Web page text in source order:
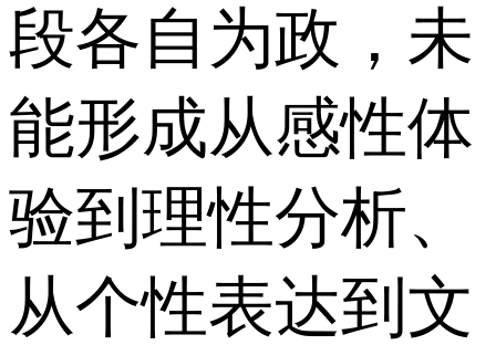
段各自为政，未
能形成从感性体
验到理性分析、
从个性表达到文